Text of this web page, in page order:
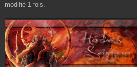
modifié 1 fois.